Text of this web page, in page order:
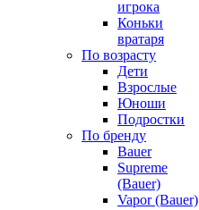
игрока
Коньки
вратаря
По возрасту
Дети
Взрослые
Юноши
Подростки
По бренду
Bauer
Supreme
(Bauer)
Vapor (Bauer)